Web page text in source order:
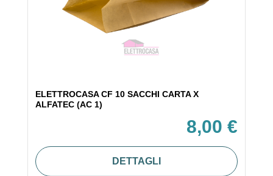
ELETTROCASA CF 10 SACCHI CARTA X
ALFATEC (AC 1)
8,00 €
DETTAGLI